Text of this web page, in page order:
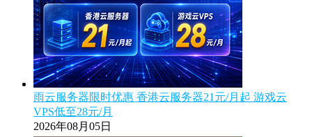
雨云服务器限时优惠 香港云服务器21元/月起 游戏云
VPS低至28元/月
2026年08月05日